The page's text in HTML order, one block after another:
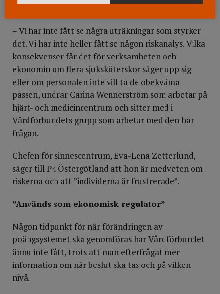
– Vi har inte fått se några uträkningar som styrker
det. Vi har inte heller fått se någon riskanalys. Vilka
konsekvenser får det för verksamheten och
ekonomin om flera sjuksköterskor säger upp sig
eller om personalen inte vill ta de obekväma
passen, undrar Carina Wennerström som arbetar på
hjärt- och medicincentrum och sitter med i
Vårdförbundets grupp som arbetar med den här
frågan.
Chefen för sinnescentrum, Eva-Lena Zetterlund,
säger till P4 Östergötland att hon är medveten om
riskerna och att ”individerna är frustrerade”.
”Används som ekonomisk regulator”
Någon tidpunkt för när förändringen av
poängsystemet ska genomföras har Vårdförbundet
ännu inte fått, trots att man efterfrågat mer
information om när beslut ska tas och på vilken
nivå.